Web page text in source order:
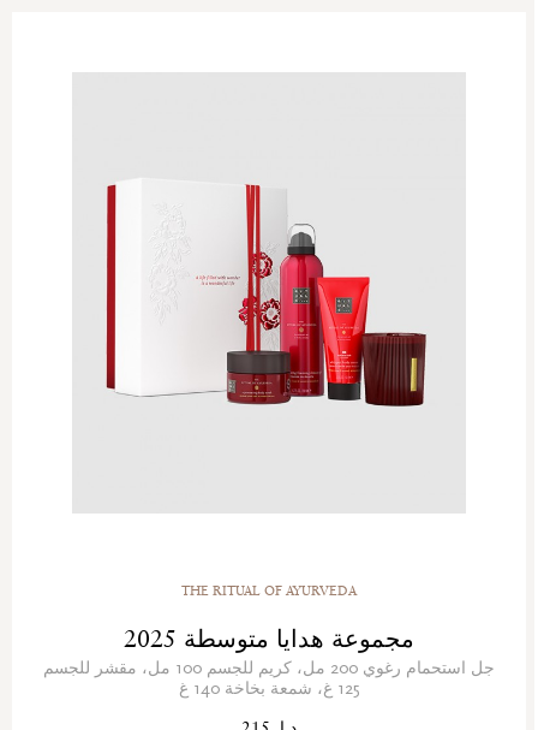
THE RITUAL OF AYURVEDA
مجموعة هدايا متوسطة 2025
جل استحمام رغوي 200 مل، كريم للجسم 100 مل، مقشر للجسم
125 غ، شمعة بخاخة 140 غ